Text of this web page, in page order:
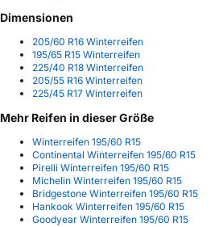
Dimensionen
205/60 R16 Winterreifen
195/65 R15 Winterreifen
225/40 R18 Winterreifen
205/55 R16 Winterreifen
225/45 R17 Winterreifen
Mehr Reifen in dieser Größe
Winterreifen 195/60 R15
Continental Winterreifen 195/60 R15
Pirelli Winterreifen 195/60 R15
Michelin Winterreifen 195/60 R15
Bridgestone Winterreifen 195/60 R15
Hankook Winterreifen 195/60 R15
Goodyear Winterreifen 195/60 R15